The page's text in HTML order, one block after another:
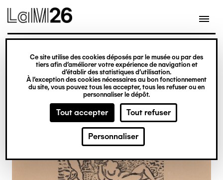
Gestion des cookies
Ce site utilise des cookies déposés par le musée ou par des
tiers afin d’améliorer votre expérience de navigation et
d’établir des statistiques d’utilisation.
À l’exception des cookies nécessaires au bon fonctionnement
du site, vous pouvez tous les accepter, tous les refuser ou en
personnaliser le dépôt.
Tout accepter Tout refuser
Personnaliser
contenu